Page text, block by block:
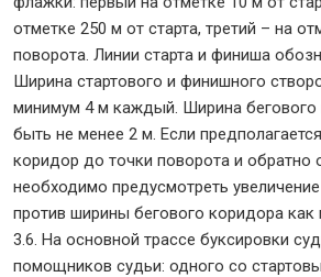
отметке 250 м от старта, третий – на
поворота. Линии старта и финиша
Ширина стартового и финишного
минимум 4 м каждый. Ширина
быть не менее 2 м. Если
коридор до точки поворота и обратно
необходимо предусмотреть
против ширины бегового коридора
3.6. На основной трассе буксировки
помощников судьи: одного со